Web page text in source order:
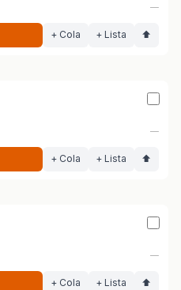
—
+ Cola + Lista ⬆
—
+ Cola + Lista ⬆
—
+ Cola + Lista ⬆